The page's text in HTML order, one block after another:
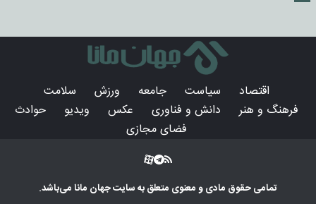
اقتصاد سیاست جامعه ورزش
سلامت
فرهنگ و هنر
دانش و فناوری عکس ویدیو
حوادث
فضای مجازی
تمامی حقوق مادی و معنوی متعلق به سایتجهان مانامی‌باشد.